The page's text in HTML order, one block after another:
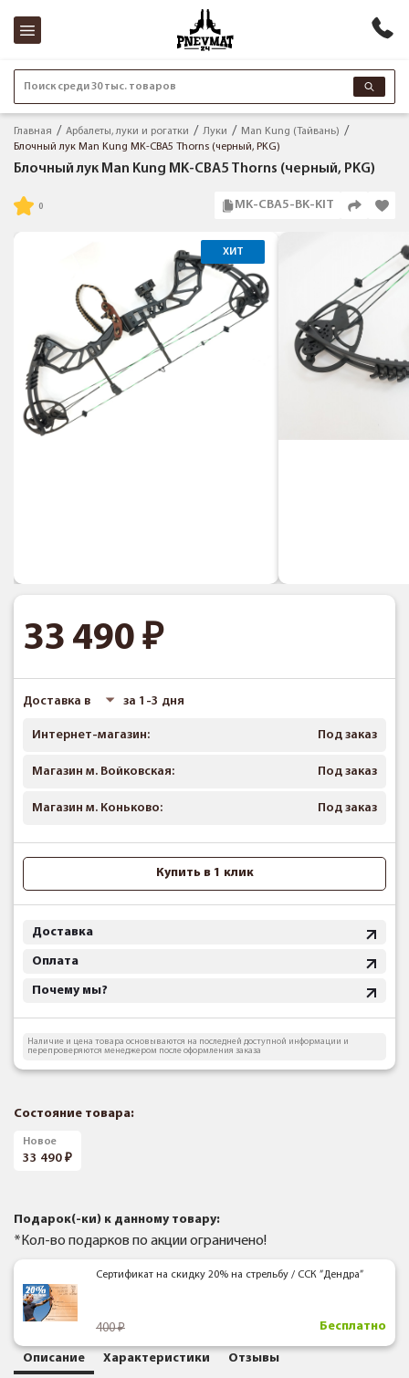
Поиск среди 30 тыс. товаров
Главная Арбалеты, луки и рогатки Луки
Man Kung (Тайвань)
Блочный лук Man Kung MK-CBA5 Thorns (черный, PKG)
Блочный лук Man Kung MK-CBA5 Thorns (черный, PKG)
MK-CBA5-BK-KIT
ХИТ
33 490
Доставка в за 1-3 дня
Интернет-магазин: Под заказ
Магазин м. Войковская: Под заказ
Магазин м. Коньково: Под заказ
Купить в 1 клик
Доставка
Оплата
Почему мы?
Наличие и цена товара основываются на последней доступной информации и
перепроверяются менеджером после оформления заказа
Состояние товара:
Новое
33 490
Подарок(-ки) к данному товару:
*Кол-во подарков по акции ограничено!
Сертификат на скидку 20% на стрельбу / ССК ”Дендра”
400 Бесплатно
Описание Характеристики Отзывы